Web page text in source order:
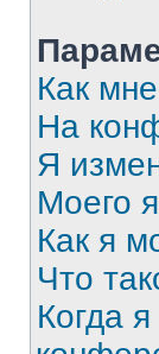
Как
На
Я
Моего
Как я
Что
Когда